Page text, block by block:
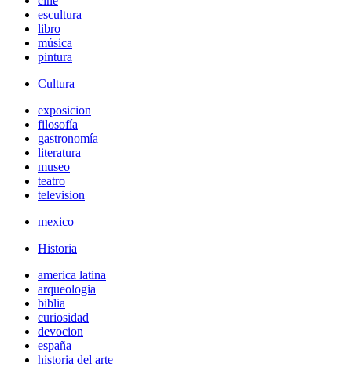
escultura
libro
música
pintura
Cultura
exposicion
filosofía
gastronomía
literatura
museo
teatro
television
mexico
Historia
america latina
arqueologia
biblia
curiosidad
devocion
españa
historia del arte